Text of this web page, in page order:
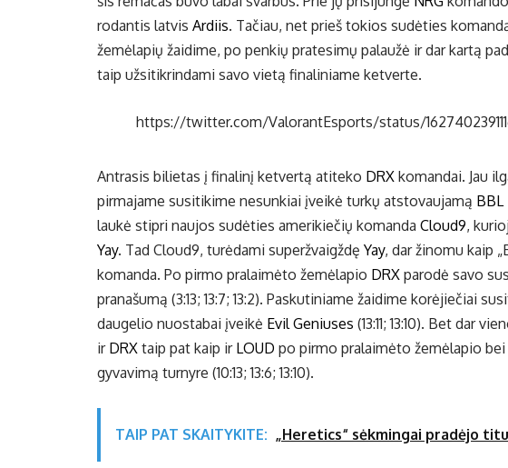
rodantis latvis Ardiis. Tačiau, net prieš tokios sudėties
žemėlapių žaidime, po penkių pratesimų palaužė ir dar kartą
taip užsitikrindami savo vietą finaliniame ketverte.
https://twitter.com/ValorantEsports/status/
Antrasis bilietas į finalinį ketvertą atiteko DRX komandai. Jau
pirmajame susitikime nesunkiai įveikė turkų atstovaujamą BBL
laukė stipri naujos sudėties amerikiečių komanda Cloud9,
Yay. Tad Cloud9, turėdami superžvaigždę Yay, dar žinomu kaip
komanda. Po pirmo pralaimėto žemėlapio DRX parodė savo
pranašumą (3:13; 13:7; 13:2). Paskutiniame žaidime korėjiečiai
daugelio nuostabai įveikė Evil Geniuses (13:11; 13:10). Bet dar
ir DRX taip pat kaip ir LOUD po pirmo pralaimėto žemėlapio
gyvavimą turnyre (10:13; 13:6; 13:10).
TAIP PAT SKAITYKITE: „Heretics“ sėkmingai pradėjo